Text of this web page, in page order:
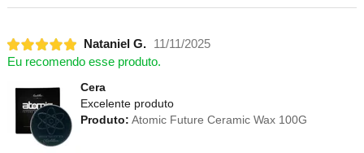
Nataniel G.
11/11/2025
Eu recomendo esse produto.
Cera
Excelente produto
Produto: Atomic Future Ceramic Wax 100G